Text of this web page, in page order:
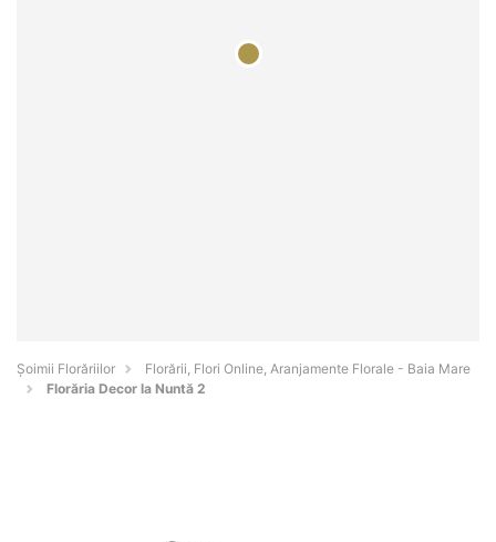
Șoimii Florăriilor
Florării, Flori Online, Aranjamente Florale - Baia Mare
Florăria Decor la Nuntă 2